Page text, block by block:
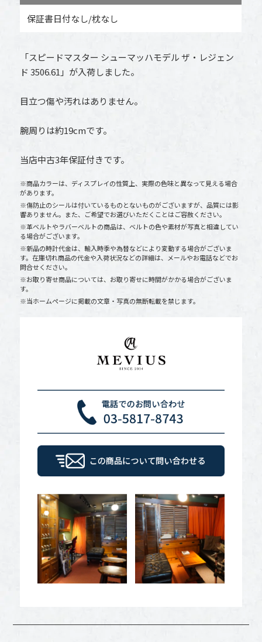
保証書日付なし/枕なし
「スピードマスター シューマッハモデル ザ・レジェン
ド 3506.61」が入荷しました。
目立つ傷や汚れはありません。
腕周りは約19cmです。
当店中古3年保証付きです。
※商品カラーは、ディスプレイの性質上、実際の色味と異なって見える場合
があります。
※傷防止のシールは付いているものとないものがございますが、品質には影
響ありません。また、ご希望でお選びいただくことはご容赦ください。
※革ベルトやラバーベルトの商品は、ベルトの色や素材が写真と相違してい
る場合がございます。
※新品の時計代金は、輸入時季や為替などにより変動する場合がございま
す。在庫切れ商品の代金や入荷状況などの詳細は、メールやお電話などでお
問合せください。
※お取り寄せ商品については、お取り寄せに時間がかかる場合がございま
す。
※当ホームページに掲載の文章・写真の無断転載を禁じます。